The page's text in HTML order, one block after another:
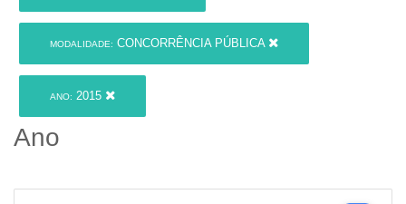
MODALIDADE: CONCORRÊNCIA PÚBLICA
ANO: 2015
Ano